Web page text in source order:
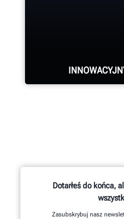
skupiającym
mechaników i
Dotarłeś do końca,
Zasubskrybuj nasz